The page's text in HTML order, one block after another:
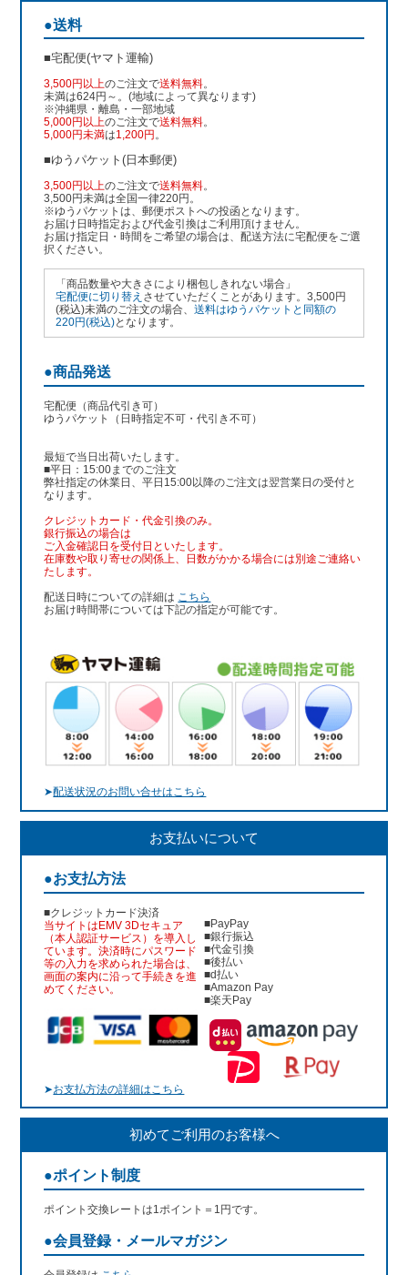
●送料
■宅配便(ヤマト運輸)
3,500円以上のご注文で送料無料。
未満は624円～。(地域によって異なります)
※沖縄県・離島・一部地域
5,000円以上のご注文で送料無料。
5,000円未満は1,200円 。
■ゆうパケット(日本郵便)
3,500円以上のご注文で送料無料。
3,500円未満は全国一律220円。
※ゆうパケットは、郵便ポストへの投函となります。
お届け日時指定および代金引換はご利用頂けません。
お届け指定日・時間をご希望の場合は、配送方法に宅配便をご選
択ください。
「商品数量や大きさにより梱包しきれない場合」
宅配便に切り替え させていただくことがあります。3,500円
(税込)未満のご注文の場合、送料はゆうパケットと同額の
220円(税込)となります。
●商品発送
宅配便（商品代引き可）
ゆうパケット（日時指定不可・代引き不可）
最短で当日出荷いたします。
■平日：15:00までのご注文
弊社指定の休業日、平日15:00以降のご注文は翌営業日の受付と
なります。
クレジットカード・代金引換のみ。
銀行振込の場合は
ご入金確認日を受付日といたします。
在庫数や取り寄せの関係上、日数がかかる場合には別途ご連絡い
たします。
配送日時についての詳細は こちら
お届け時間帯については下記の指定が可能です。
➤配送状況のお問い合せはこちら
お支払いについて
●お支払方法
■クレジットカード決済
当サイトはEMV 3Dセキュア
（本人認証サービス）を導入し
ています。決済時にパスワード
等の入力を求められた場合は、
画面の案内に沿って手続きを進
めてください。
■PayPay
■銀行振込
■代金引換
■後払い
■d払い
■Amazon Pay
■楽天Pay
➤お支払方法の詳細はこちら
初めてご利用のお客様へ
●ポイント制度
ポイント交換レートは1ポイント＝1円です。
●会員登録・メールマガジン